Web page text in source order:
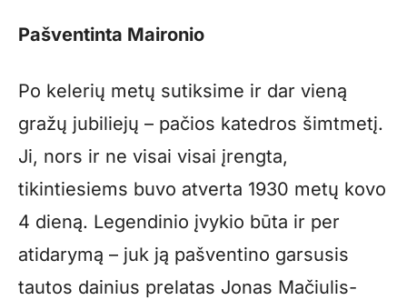
Pašventinta Maironio
Po kelerių metų sutiksime ir dar vieną
gražų jubiliejų – pačios katedros šimtmetį.
Ji, nors ir ne visai visai įrengta,
tikintiesiems buvo atverta 1930 metų kovo
4 dieną. Legendinio įvykio būta ir per
atidarymą – juk ją pašventino garsusis
tautos dainius prelatas Jonas Mačiulis-